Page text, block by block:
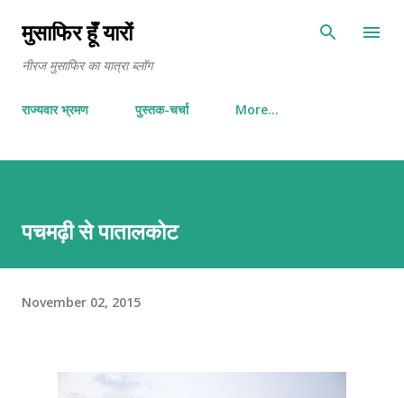
मुसाफिर हूँ यारों
नीरज मुसाफिर का यात्रा ब्लॉग
राज्यवार भ्रमण पुस्तक-चर्चा More…
पचमढ़ी से पातालकोट
November 02, 2015